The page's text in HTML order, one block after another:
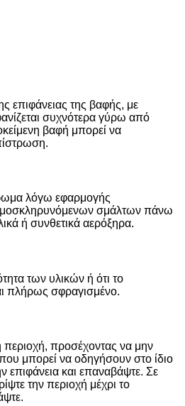
επιφάνειας της βαφής, με
συχνότερα γύρω από
βαφή μπορεί να
λόγω εφαρμογής
σμάλτων πάνω
ή συνθετικά αερόξηρα.
των υλικών ή ότι το
πλήρως σφραγισμένο.
περιοχή, προσέχοντας να μην
μπορεί να οδηγήσουν στο ίδιο
επιφάνεια και επαναβάψτε. Σε
την περιοχή μέχρι το